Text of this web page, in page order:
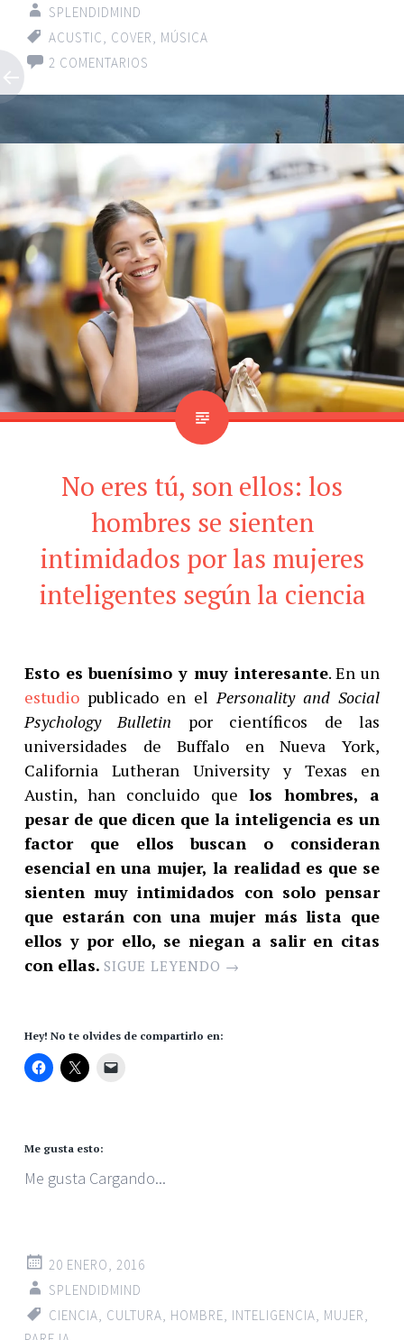
SPLENDIDMIND
ACUSTIC, COVER, MÚSICA
2 COMENTARIOS
No eres tú, son ellos: los
hombres se sienten
intimidados por las mujeres
inteligentes según la ciencia
Esto es buenísimo y muy interesante. En un
estudio publicado en elPersonality and Social
Psychology Bulletin por científicos de las
universidades de Buffalo en Nueva York,
California Lutheran University y Texas en
Austin, han concluido que los hombres, a
pesar de que dicen que la inteligencia es un
factor que ellos buscan o consideran
esencial en una mujer, la realidad es que se
sienten muy intimidados con solo pensar
que estarán con una mujer más lista que
ellos y por ello, se niegan a salir en citas
con ellas. SIGUE LEYENDO →
Hey! No te olvides de compartirlo en:
Me gusta esto:
Me gusta Cargando...
20 ENERO, 2016
SPLENDIDMIND
CIENCIA, CULTURA, HOMBRE, INTELIGENCIA, MUJER,